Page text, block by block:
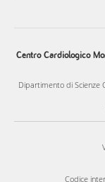
Centro Cardiologico
Dipartimento di Scienze
Codice